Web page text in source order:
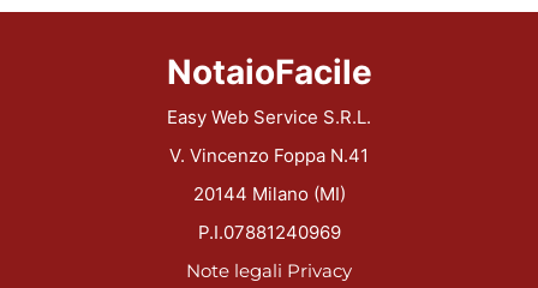
NotaioFacile
Easy Web Service S.R.L.
V. Vincenzo Foppa N.41
20144 Milano (MI)
P.I.07881240969
Note legali Privacy